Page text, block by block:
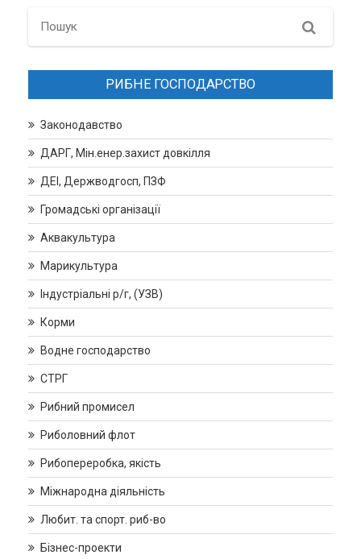
Search
РИБНЕ ГОСПОДАРСТВО
Законодавство
ДАРГ, Мін.енер.захист довкілля
ДЕІ, Держводгосп, ПЗФ
Громадські організації
Аквакультура
Марикультура
Індустріальні р/г, (УЗВ)
Корми
Водне господарство
СТРГ
Рибний промисел
Риболовний флот
Рибопереробка, якість
Міжнародна діяльність
Любит. та спорт. риб-во
Бізнес-проекти